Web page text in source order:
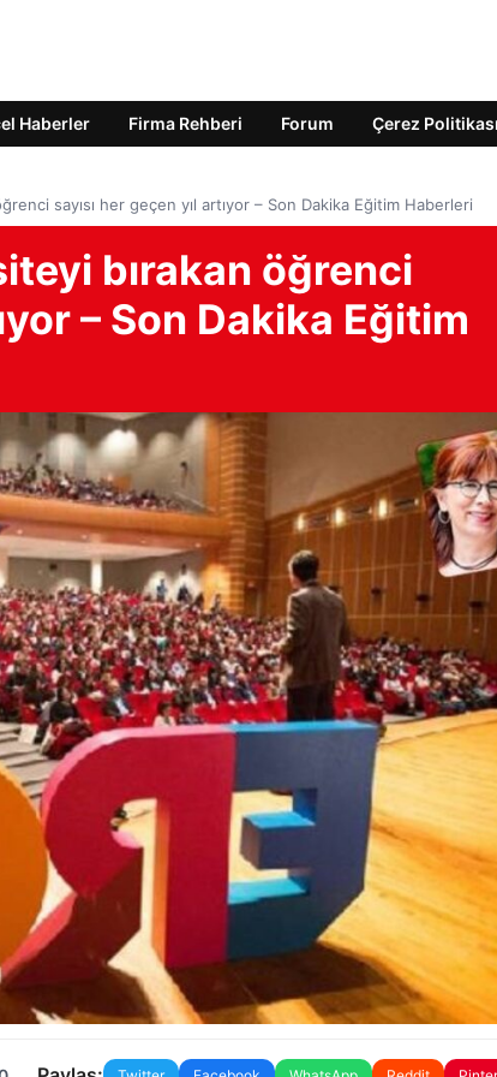
Haberler Firma Rehberi Forum Çerez Politikası
sayısı her geçen yıl artıyor – Son Dakika Eğitim Haberleri
bırakan öğrenci
– Son Dakika Eğitim